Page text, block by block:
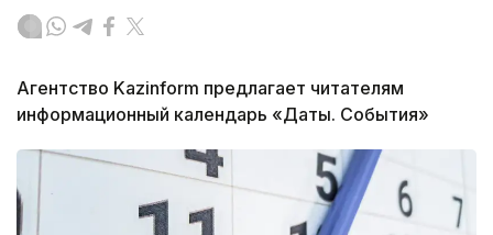
Агентство Kazinform предлагает читателям
информационный календарь «Даты. События»